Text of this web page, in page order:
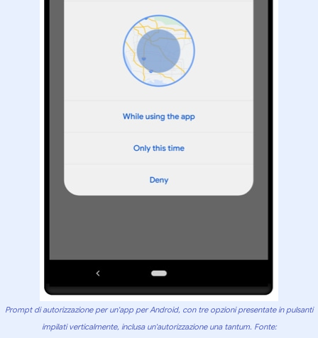
Prompt di autorizzazione per un'app per Android, con tre opzioni presentate in pulsanti
impilati verticalmente, inclusa un'autorizzazione una tantum. Fonte: